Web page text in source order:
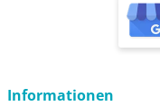
Informationen